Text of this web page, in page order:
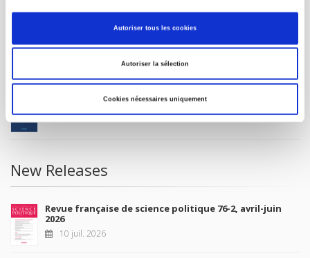
Autoriser tous les cookies
Autoriser la sélection
Cookies nécessaires uniquement
MY ACCOUNT
Future Releases
La France et l'Union européenne
4 sept. 2026
New Releases
Revue française de science politique 76-2, avril-juin
2026
10 juil. 2026